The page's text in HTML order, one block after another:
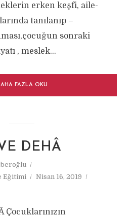
erken keşfi, aile-
tanılanıp –
sonraki
, meslek...
FAZLA OKU
DEHÂ
Eğitimi
Nisan 16, 2019
Çocuklarınızın